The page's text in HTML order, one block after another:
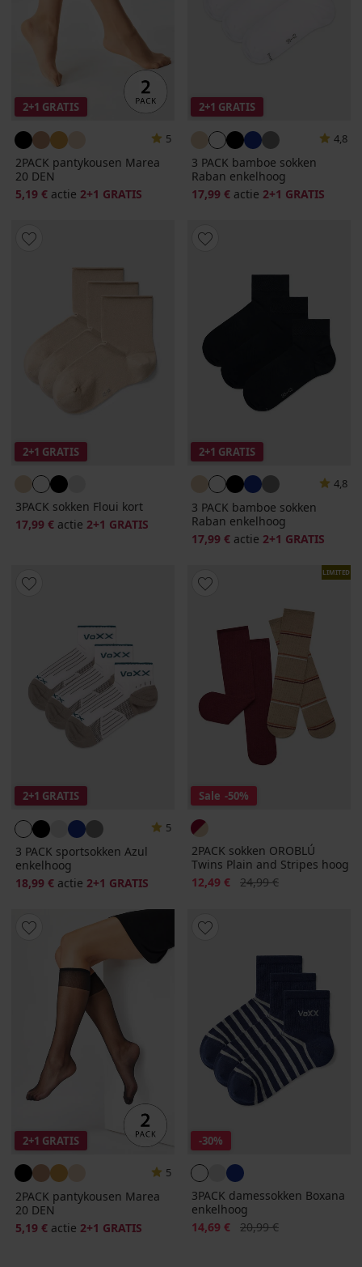
2+1 GRATIS
5
2PACK pantykousen Marea
20 DEN
5,19 € actie 2+1 GRATIS
2+1 GRATIS
4,8
3 PACK bamboe sokken
Raban enkelhoog
17,99 € actie 2+1 GRATIS
2+1 GRATIS
3PACK sokken Floui kort
17,99 € actie 2+1 GRATIS
2+1 GRATIS
4,8
3 PACK bamboe sokken
Raban enkelhoog
17,99 € actie 2+1 GRATIS
2+1 GRATIS
5
3 PACK sportsokken Azul
enkelhoog
18,99 € actie 2+1 GRATIS
LIMITED
Sale -50%
2PACK sokken OROBLÚ
Twins Plain and Stripes hoog
Korting
12,49 € Oorspronkelijke prijs
24,99 €
2+1 GRATIS
5
2PACK pantykousen Marea
20 DEN
5,19 € actie 2+1 GRATIS
-30%
3PACK damessokken Boxana
enkelhoog
Korting
14,69 € Oorspronkelijke prijs
20,99 €